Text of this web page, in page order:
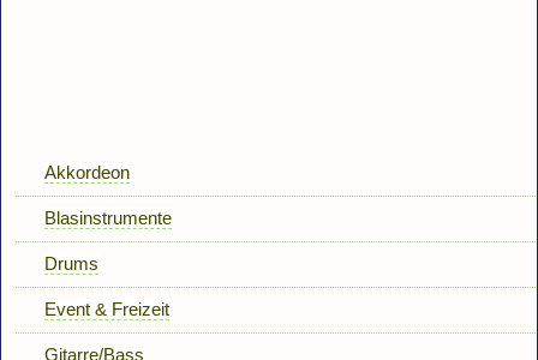
Akkordeon
Blasinstrumente
Drums
Event & Freizeit
Gitarre/Bass